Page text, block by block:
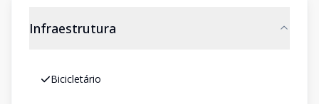
Infraestrutura
Bicicletário